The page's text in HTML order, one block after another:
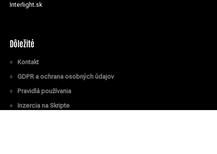
Interlight.sk
Dôležité
Kontakt
GDPR a ochrana osobných údajov
Pravidlá používania
Inzercia na Skripte